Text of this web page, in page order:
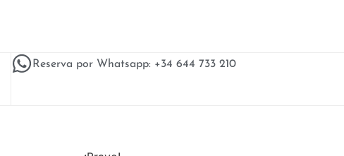
Reserva por Whatsapp: +34 644 733 210